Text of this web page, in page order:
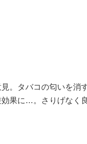
。タバコの匂いを消
果に…。さりげなく